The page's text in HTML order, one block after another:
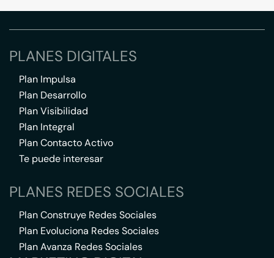
PLANES DIGITALES
Plan Impulsa
Plan Desarrollo
Plan Visibilidad
Plan Integral
Plan Contacto Activo
Te puede interesar
PLANES REDES SOCIALES
Plan Construye Redes Sociales
Plan Evoluciona Redes Sociales
Plan Avanza Redes Sociales